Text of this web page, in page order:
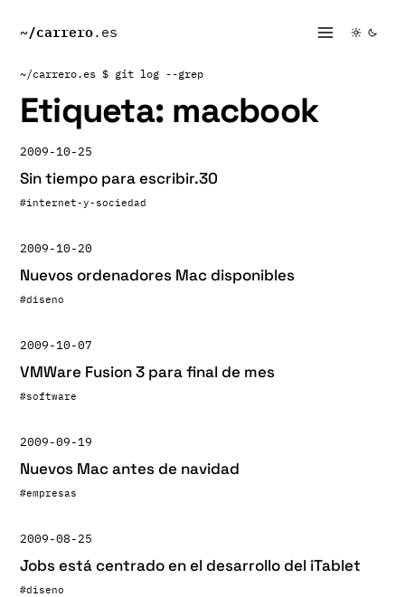
~/carrero.es
~/carrero.es $ git log --grep
Etiqueta: macbook
2009-10-25
Sin tiempo para escribir.30
#internet-y-sociedad
2009-10-20
Nuevos ordenadores Mac disponibles
#diseno
2009-10-07
VMWare Fusion 3 para final de mes
#software
2009-09-19
Nuevos Mac antes de navidad
#empresas
2009-08-25
Jobs está centrado en el desarrollo del iTablet
#diseno